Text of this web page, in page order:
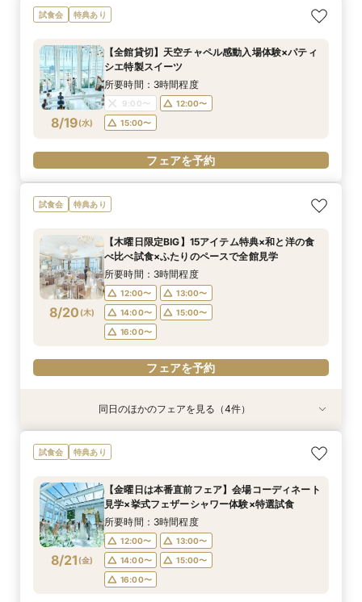
8/17 月)
【17時以降】お仕事帰りやテーマパーク帰りに夜
景×スペシャリテ試食
17:00〜
17:30〜
18:00〜
フェアを予約
8/17 月)
【初めて式場見学のおふたり】即決なしで安心＆
お気軽×シェフ特選試食
12:00〜
13:00〜
14:00〜
15:00〜
16:00〜
8/17 月)
2名様からOK【少人数で結婚式】アットホームウ
エディング相談会
12:00〜
14:00〜
16:00〜
フェアを予約
8/17 月)
【愛犬と叶えるペット婚】リングドッグ＆足形ス
タンプ×厳選試食＆20万円分のワンちゃん優待
12:00〜
14:00〜
16:00〜
フェアを予約
試食会 特典あり
8/19(水)
【全館貸切】天空チャペル感動入場体験×パティ
シエ特製スイーツ
所要時間：3時間程度
9:00〜
12:00〜
15:00〜
フェアを予約
試食会 特典あり
8/20 (木)
【木曜日限定BIG】15アイテム特典×和と洋の食
べ比べ試食×ふたりのペースで全館見学
所要時間：3時間程度
12:00〜
13:00〜
14:00〜
15:00〜
16:00〜
フェアを予約
特典あり
8/20(木)
【17時以降】お仕事帰りやテーマパーク帰りに夜
景×スペシャリテ試食
17:00〜
17:30〜
18:00〜
フェアを予約
特典あり
8/20(木)
【初めて式場見学のおふたり】即決なしで安心＆
お気軽×シェフ特選試食
12:00〜
13:00〜
14:00〜
15:00〜
16:00〜
フェアを予約
特典あり
8/20(木)
2名様からOK【少人数で結婚式】アットホームウ
エディング相談会
12:00〜
14:00〜
16:00〜
フェアを予約
特典あり
8/20(木)
【愛犬と叶えるペット婚】リングドッグ＆足形ス
タンプ×厳選試食＆20万円分のワンちゃん優待
12:00〜
14:00〜
16:00〜
フェアを予約
同日のほかのフェアを見る（4件）
試食会 特典あり
8/21 (金)
【金曜日は本番直前フェア】会場コーディネート
見学×挙式フェザーシャワー体験×特選試食
所要時間：3時間程度
12:00〜
13:00〜
14:00〜
15:00〜
16:00〜